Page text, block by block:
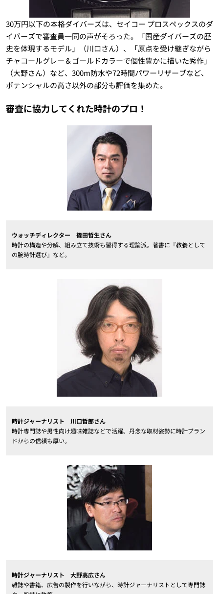
30万円以下の本格ダイバーズは、セイコー プロスペックスのダ
イバーズで審査員一同の声がそろった。「国産ダイバーズの歴
史を体現するモデル」（川口さん）、「原点を受け継ぎながら
チャコールグレー＆ゴールドカラーで個性豊かに描いた秀作」
（大野さん）など、300m防水や72時間パワーリザーブなど、
ポテンシャルの高さ以外の部分も評価を集めた。
審査に協力してくれた時計のプロ！
ウォッチディレクター 篠田哲生さん
時計の構造や分解、組み立て技術も習得する理論派。著書に『教養として
の腕時計選び』など。
時計ジャーナリスト 川口哲郎さん
時計専門誌や男性向け趣味雑誌などで活躍。丹念な取材姿勢に時計ブラン
ドからの信頼も厚い。
時計ジャーナリスト 大野高広さん
雑誌や書籍、広告の製作を行いながら、時計ジャーナリストとして専門誌